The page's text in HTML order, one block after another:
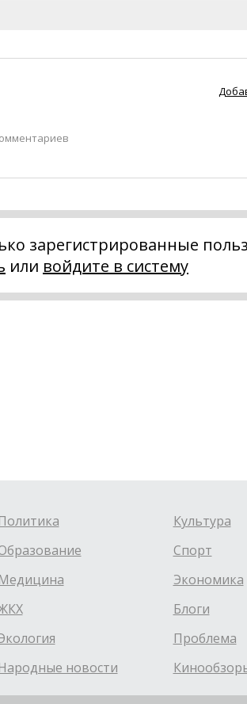
зарегистрированные
или войдите в систему
новости
Культура
Спорт
Экономика
Блоги
Проблема